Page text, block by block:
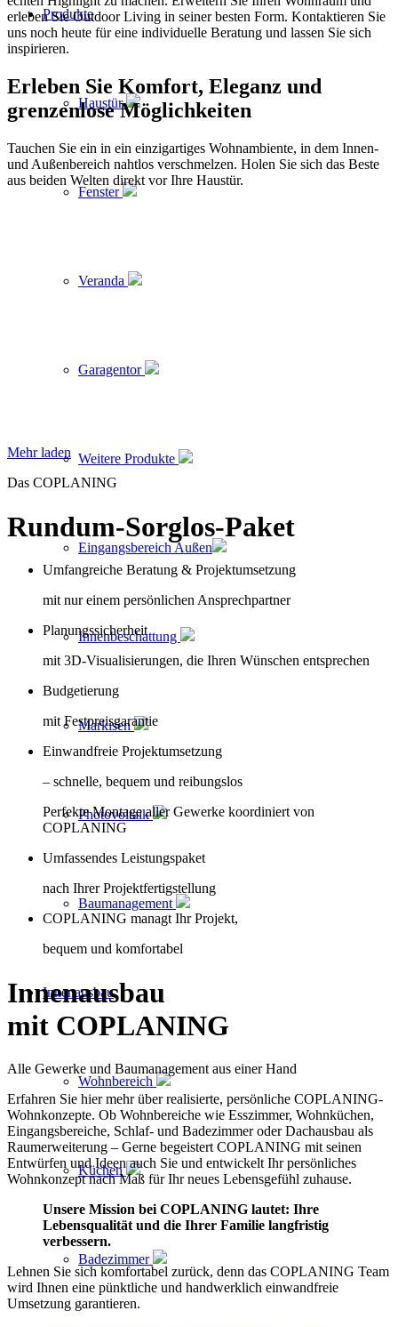
Produkte
Haustür
Fenster
Veranda
Garagentor
Weitere Produkte
Eingangsbereich Außen
Innenbeschattung
Markisen
Photovoltaik
Baumanagement
Innenausbau
Wohnbereich
Küchen
Badezimmer
erleben Sie Outdoor Living in seiner besten Form. Kontaktieren Sie
uns noch heute für eine individuelle Beratung und lassen Sie sich
inspirieren.
Erleben Sie Komfort, Eleganz und
grenzenlose Möglichkeiten
Tauchen Sie ein in ein einzigartiges Wohnambiente, in dem Innen-
und Außenbereich nahtlos verschmelzen. Holen Sie sich das Beste
aus beiden Welten direkt vor Ihre Haustür.
Mehr laden
Das COPLANING
Rundum-Sorglos-Paket
Umfangreiche Beratung & Projektumsetzung
mit nur einem persönlichen Ansprechpartner
Planungssicherheit
mit 3D-Visualisierungen, die Ihren Wünschen entsprechen
Budgetierung
mit Festpreisgarantie
Einwandfreie Projektumsetzung
– schnelle, bequem und reibungslos
Perfekte Montage aller Gewerke koordiniert von
COPLANING
Umfassendes Leistungspaket
nach Ihrer Projektfertigstellung
COPLANING managt Ihr Projekt,
bequem und komfortabel
Innenausbau
mit COPLANING
Alle Gewerke und Baumanagement aus einer Hand
Erfahren Sie hier mehr über realisierte, persönliche COPLANING-
Wohnkonzepte. Ob Wohnbereiche wie Esszimmer, Wohnküchen,
Eingangsbereiche, Schlaf- und Badezimmer oder Dachausbau als
Raumerweiterung – Gerne begeistert COPLANING mit seinen
Entwürfen und Ideen auch Sie und entwickelt Ihr persönliches
Wohnkonzept nach Maß für Ihr neues Lebensgefühl zuhause.
Unsere Mission bei COPLANING lautet: Ihre
Lebensqualität und die Ihrer Familie langfristig
verbessern.
Lehnen Sie sich komfortabel zurück, denn das COPLANING Team
wird Ihnen eine pünktliche und handwerklich einwandfreie
Umsetzung garantieren.